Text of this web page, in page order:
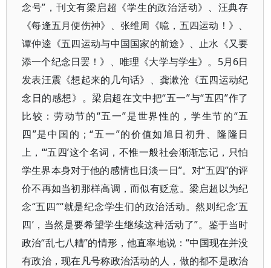
念号”，刊文有梁启超《学生的政治活动》、汪典存
《每逢五月便伤神》、张维周《噫，五四运动！》、
谭仲逵《五四运动与中国国家的前途》、止水《又要
添一个纪念日罢！》、唯理《大学与学生》。5月6日
发表汪震《想起来的几句话》、龚漱沧《五四运动纪
念日的感想》。梁启超在文中把“五一”与“五四”作了
比较：劳动节的“五一”是世界性的，学生节的“五
四”是中国的；“五一”的价值如旭日初升、隆隆日
上，“‘五四’这个名词，不惟一般社会渐渐忘记，只怕
学生界本身对于他的感情也日淡一日”。对“五四”的评
价不再如当初那样高调，而似有贬意。梁启超以为纪
念“五四”“就是纪念学生们的政治活动。然则纪念‘五
四’，当然是要希望学生继续这种活动了”。鉴于当时
政治“乱七八糟”的情形，他直率地说：“中国现在并没
有政治，现在凡号称政治活动的人，做的都不是政治